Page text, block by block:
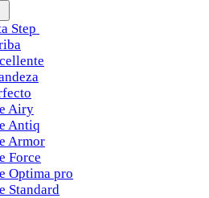
Step
Airy
Antiq
Armor
Force
Optima pro
Standard